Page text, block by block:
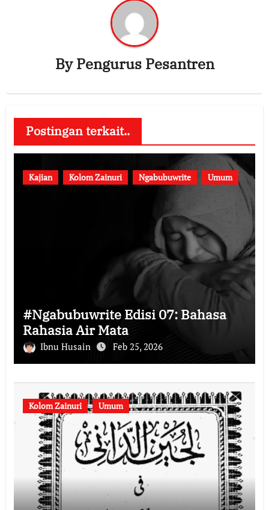
ByPengurus Pesantren
Postingan terkait..
Kajian Kolom Zainuri Ngabubuwrite Umum
#Ngabubuwrite Edisi 07: Bahasa
Rahasia Air Mata
Ibnu Husain Feb 25, 2026
Kolom Zainuri Umum